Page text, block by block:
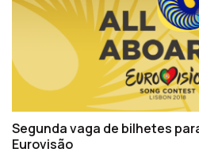
Segunda vaga de bilhetes
Eurovisão